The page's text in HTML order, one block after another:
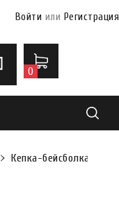
Войти или Регистрация
0
Кепка-бейсболка Buff